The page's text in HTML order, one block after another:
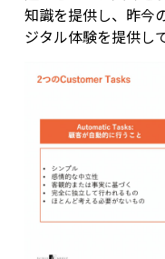
知識を提供し、昨今
ジタル体験を提供し